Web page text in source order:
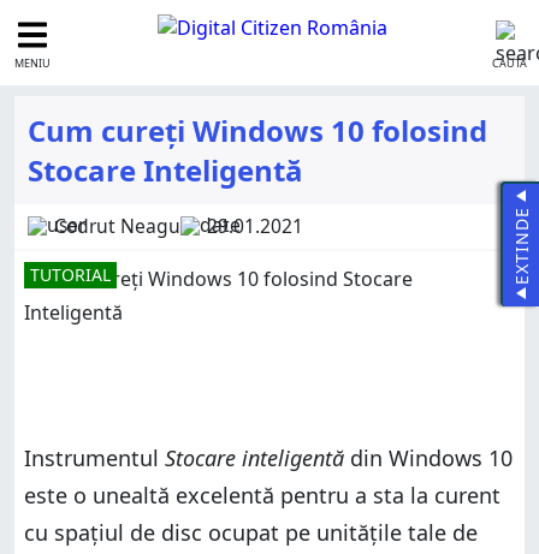
MENIU CAUTĂ
Cum cureți Windows 10 folosind
Stocare Inteligentă
Codrut Neagu 29.01.2021
TUTORIAL
Instrumentul Stocare inteligentă din Windows 10
este o unealtă excelentă pentru a sta la curent
cu spațiul de disc ocupat pe unitățile tale de
EXTINDE